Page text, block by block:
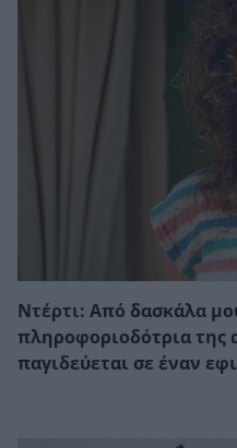
Ντέρτι: Από δασκάλα
πληροφοριοδότρια της
παγιδεύεται σε έναν